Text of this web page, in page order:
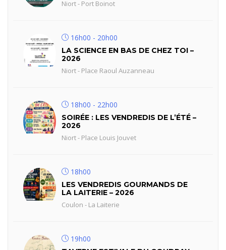
Niort - Port Boinot
16h00 - 20h00
LA SCIENCE EN BAS DE CHEZ TOI –
2026
Niort - Place Raoul Auzanneau
18h00 - 22h00
SOIRÉE : LES VENDREDIS DE L’ÉTÉ –
2026
Niort - Place Louis Jouvet
18h00
LES VENDREDIS GOURMANDS DE
LA LAITERIE – 2026
Coulon - La Laiterie
19h00